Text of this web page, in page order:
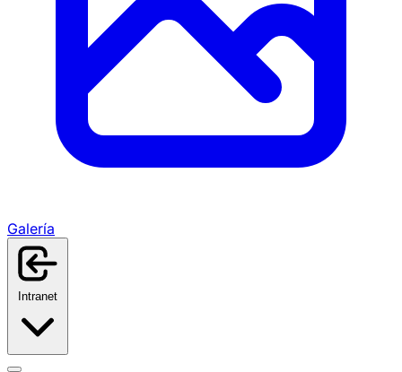
Galería
Intranet